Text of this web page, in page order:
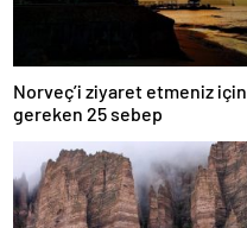
Norveç’i ziyaret etmeniz için
gereken 25 sebep